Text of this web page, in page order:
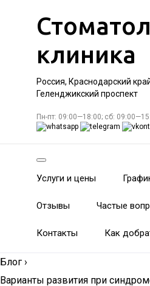
клиника
Россия, Краснодарский
Геленджикский проспект
Пн-пт: 09:00—18:00; сб:
Услуги и цены
Отзывы Частые
Контакты Как
Блог ›
Варианты развития при